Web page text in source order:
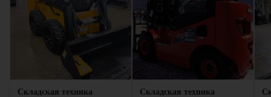
Складская техника Складская техника